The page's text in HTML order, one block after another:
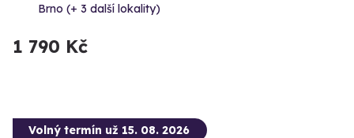
Brno (+ 3 další lokality)
1 790 Kč
Volný termín už 15. 08. 2026